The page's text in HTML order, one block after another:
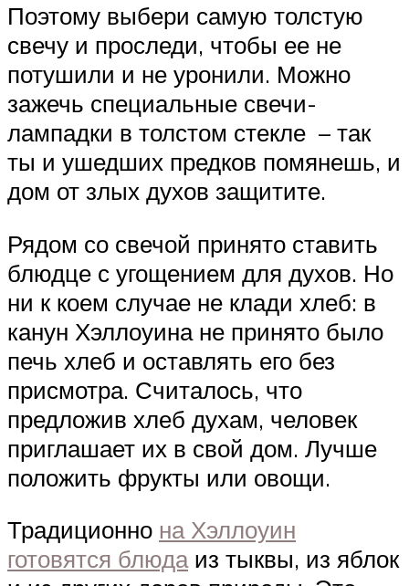
Поэтому выбери самую толстую
свечу и проследи, чтобы ее не
потушили и не уронили. Можно
зажечь специальные свечи-
лампадки в толстом стекле – так
ты и ушедших предков помянешь, и
дом от злых духов защитите.
Рядом со свечой принято ставить
блюдце с угощением для духов. Но
ни к коем случае не клади хлеб: в
канун Хэллоуина не принято было
печь хлеб и оставлять его без
присмотра. Считалось, что
предложив хлеб духам, человек
приглашает их в свой дом. Лучше
положить фрукты или овощи.
Традиционно на Хэллоуин
готовятся блюдаиз тыквы, из яблок